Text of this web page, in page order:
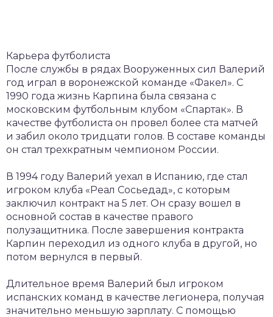
Карьера футболиста
После службы в рядах Вооруженных сил Валерий
год играл в воронежской команде «Факел». С
1990 года жизнь Карпина была связана с
московским футбольным клубом «Спартак». В
качестве футболиста он провел более ста матчей
и забил около тридцати голов. В составе команды
он стал трехкратным чемпионом России.
В 1994 году Валерий уехал в Испанию, где стал
игроком клуба «Реал Сосьедад», с которым
заключил контракт на 5 лет. Он сразу вошел в
основной состав в качестве правого
полузащитника. После завершения контракта
Карпин переходил из одного клуба в другой, но
потом вернулся в первый.
Длительное время Валерий был игроком
испанских команд в качестве легионера, получая
значительно меньшую зарплату. С помощью